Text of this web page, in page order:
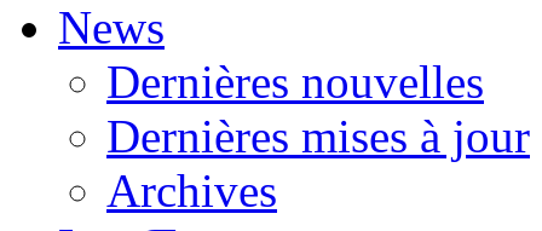
News
Dernières nouvelles
Dernières mises à jour
Archives